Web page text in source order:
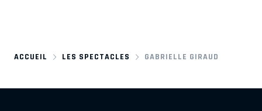
ACCUEIL LES SPECTACLES GABRIELLE GIRAUD